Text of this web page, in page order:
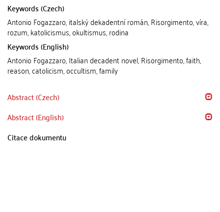
Keywords (Czech)
Antonio Fogazzaro, italský dekadentní román, Risorgimento, víra,
rozum, katolicismus, okultismus, rodina
Keywords (English)
Antonio Fogazzaro, Italian decadent novel, Risorgimento, faith,
reason, catolicism, occultism, family
Abstract (Czech)
Abstract (English)
Citace dokumentu